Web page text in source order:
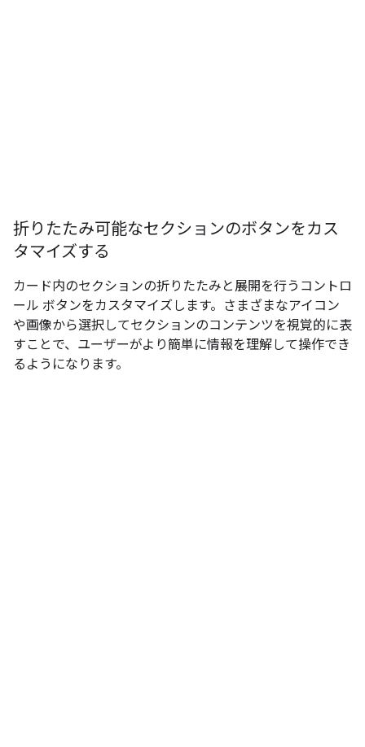
折りたたみ可能なセクションのボタンをカス
タマイズする
カード内のセクションの折りたたみと展開を行うコントロ
ール ボタンをカスタマイズします。さまざまなアイコン
や画像から選択してセクションのコンテンツを視覚的に表
すことで、ユーザーがより簡単に情報を理解して操作でき
るようになります。